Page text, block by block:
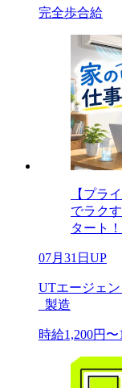
完全歩合給
【プラ
でラク
タート！
07月31日UP
UTエージェ
_製造
時給1,200円〜